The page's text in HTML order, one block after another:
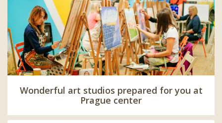
Wonderful art studios prepared for you at
Prague center